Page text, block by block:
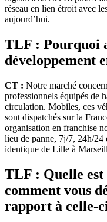
réseau en lien étroit avec
aujourd’hui.
TLF : Pourquoi
développement
CT : Notre marché
professionnels équipés de
circulation. Mobiles, ces
sont dispatchés sur la
organisation en franchise
lieu de panne, 7j/7, 24h/24
identique de Lille à
TLF : Quelle
comment vous
rapport à celle-